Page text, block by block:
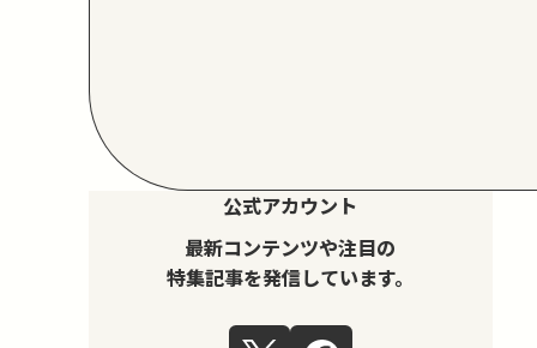
公式アカウント
最新コンテンツや注目の
特集記事を発信しています。